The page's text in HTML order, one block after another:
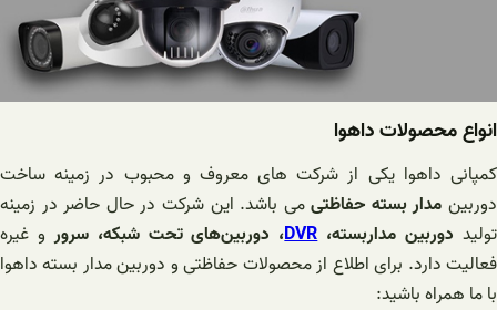
انواع محصولات داهوا
کمپانی داهوا یکی از شرکت های معروف و محبوب در زمینه ساخت
دوربین مدار بسته حفاظتیمی باشد. این شرکت در حال حاضر در زمینه
تولید دوربین مداربسته، DVR، دوربین‌های تحت شبکه، سرورو غیره
فعالیت دارد. برای اطلاع از محصولات حفاظتی و دوربین مدار بسته داهوا
با ما همراه باشید: